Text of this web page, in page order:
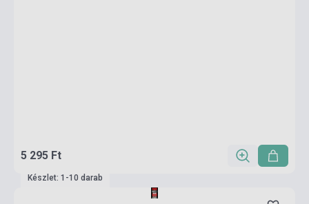
5 295 Ft
Készlet: 1-10 darab